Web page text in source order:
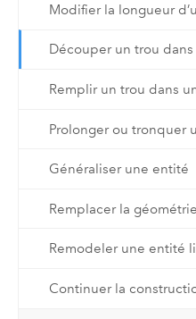
Modifier la longueur
Découper un trou
Remplir un trou dans
Prolonger ou tronquer
Généraliser une entité
Remplacer la
Remodeler une entité
Continuer la